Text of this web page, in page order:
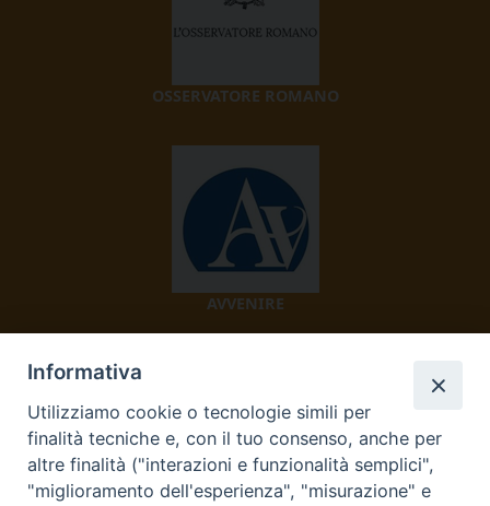
OSSERVATORE ROMANO
AVVENIRE
Informativa
Utilizziamo cookie o tecnologie simili per
finalità tecniche e, con il tuo consenso, anche per
altre finalità ("interazioni e funzionalità semplici",
"miglioramento dell'esperienza", "misurazione" e